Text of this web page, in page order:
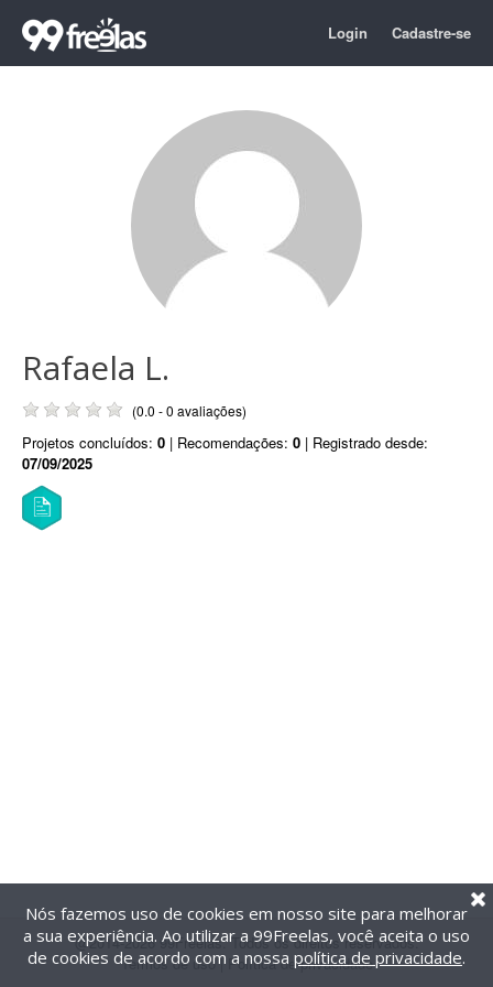
Login Cadastre-se
Rafaela L.
(0.0 - 0 avaliações)
Projetos concluídos: 0 | Recomendações: 0 | Registrado desde:
07/09/2025
@2014-2026 99Freelas. Todos os direitos reservados.
Termos de uso| Política de privacidade
Nós fazemos uso de cookies em nosso site para melhorar
a sua experiência. Ao utilizar a 99Freelas, você aceita o uso
de cookies de acordo com a nossa política de privacidade.